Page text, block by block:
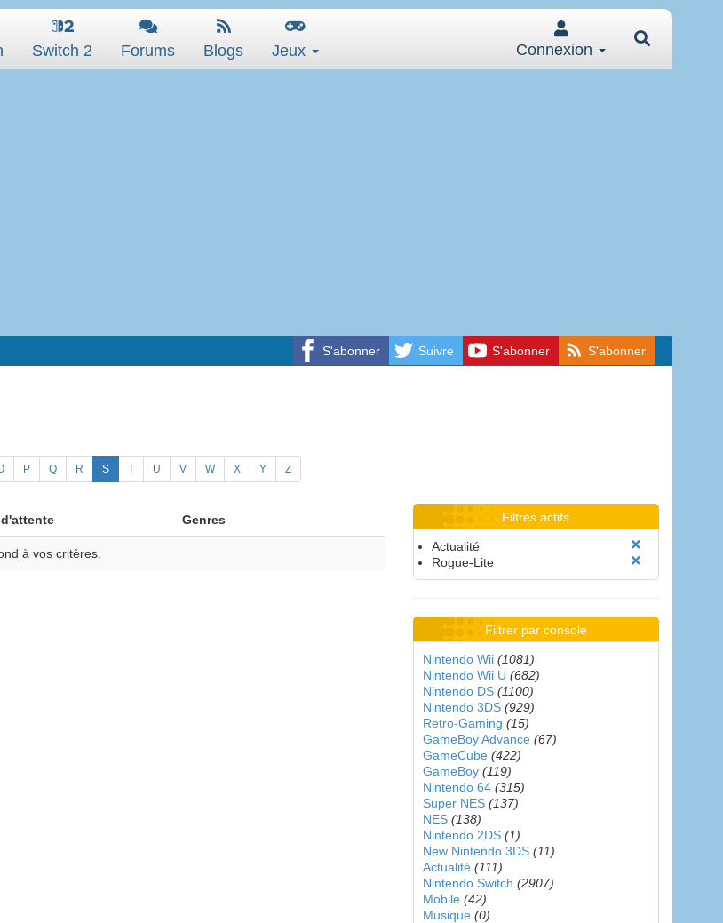
Switch 2 Forums Blogs Jeux Connexion
S'abonner Suivre S'abonner S'abonner
P Q R S T U V W X Y Z
d'attente Genres
à vos critères.
Filtres actifs
Actualité
Rogue-Lite
Filtrer par console
Nintendo Wii (1081)
Nintendo Wii U (682)
Nintendo DS (1100)
Nintendo 3DS (929)
Retro-Gaming (15)
GameBoy Advance (67)
GameCube (422)
GameBoy (119)
Nintendo 64 (315)
Super NES (137)
NES (138)
Nintendo 2DS (1)
New Nintendo 3DS (11)
Actualité (111)
Nintendo Switch (2907)
Mobile (42)
Musique (0)